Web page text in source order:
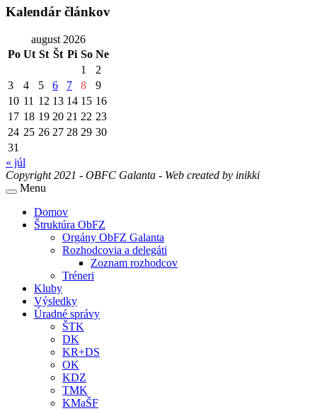
Kalendár článkov
august 2026
Po Ut St Št Pi So Ne
1
2
3
4 5 6 7 8
9
10 11 12 13 14 15 16
17 18 19 20 21 22 23
24 25 26 27 28 29 30
31
« júl
Copyright 2021 - OBFC Galanta - Web created by inikki
Menu
Domov
Štruktúra ObFZ
Orgány ObFZ Galanta
Rozhodcovia a delegáti
Zoznam rozhodcov
Tréneri
Kluby
Výsledky
Úradné správy
ŠTK
DK
KR+DS
OK
KDZ
TMK
KMaŠF